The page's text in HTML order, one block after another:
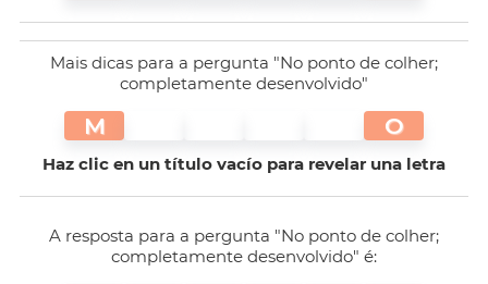
Mais dicas para a pergunta "No ponto de colher;
completamente desenvolvido"
M O
Haz clic en un título vacío para revelar una letra
A resposta para a pergunta "No ponto de colher;
completamente desenvolvido" é: